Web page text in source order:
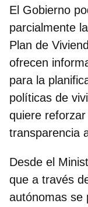
El Gobierno
parcialmente
Plan de
ofrecen
para la
políticas de
quiere
transparencia
Desde el
que a través
autónomas se